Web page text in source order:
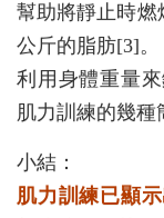
幫助將靜止時燃
公斤的脂肪[3]。
利用身體重量
肌力訓練的幾種
小結：
肌力訓練已顯